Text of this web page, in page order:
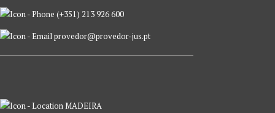
(+351) 213 926 600
provedor@provedor-jus.pt
MADEIRA